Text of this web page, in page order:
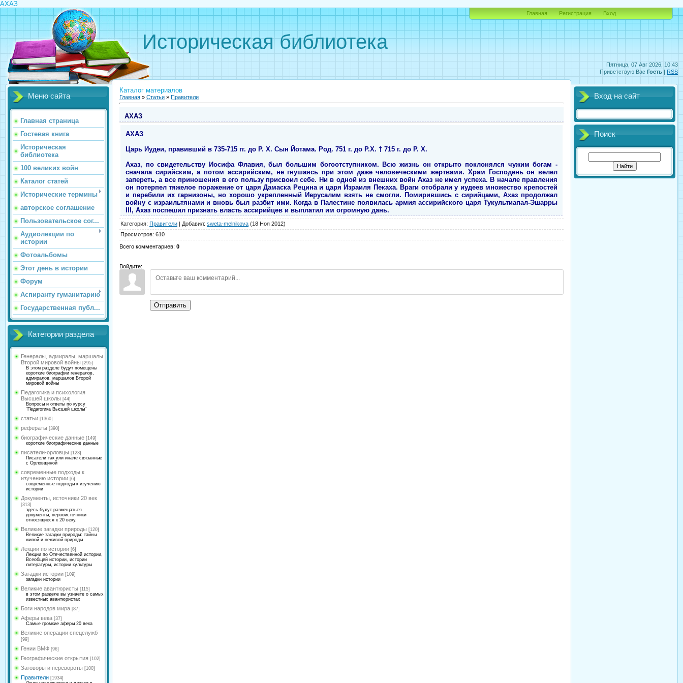
АХАЗ
Пятница, 07 Авг 2026, 10:43
Приветствую Вас Гость | RSS
Историческая библиотека
Главная Регистрация Вход
Меню сайта
Главная страница
Гостевая книга
Историческая
библиотека
100 великих войн
Каталог статей
Исторические термины
авторское соглашение
Пользовательское сог...
Аудиолекции по
истории
Фотоальбомы
Этот день в истории
Форум
Аспиранту гуманитарию
Государственная публ...
Категории раздела
Генералы, адмиралы, маршалы
Второй мировой войны [295]
В этом разделе будут помещены
короткие биографии генералов,
адмиралов, маршалов Второй
мировой войны
Педагогика и психология
Высшей школы [44]
Вопросы и ответы по курсу
"Педагогика Высшей школы"
статьи [1360]
рефераты [390]
биографические данные [149]
короткие биографические данные
писатели-орловцы [123]
Писатели так или иначе связанные
с Орловщиной
современные подходы к
изучению истории [6]
современные подходы к изучению
истории
Документы, источники 20 век
[313]
здесь будут размещаться
документы, первоисточники
относящиеся к 20 веку.
Великие загадки природы [120]
Великие загадки природы: тайны
живой и неживой природы
Лекции по истории [6]
Лекции по Отечественной истории,
Всеобщей истории, истории
литературы, истории культуры
Загадки истории [109]
загадки истории
Великие авантюристы [115]
в этом разделе вы узнаете о самых
известных авантюристах
Боги народов мира [87]
Аферы века [37]
Самые громкие аферы 20 века
Великие операции спецслужб
[99]
Гении ВМФ [96]
Географические открытия [102]
Заговоры и перевороты [100]
Правители [1934]
Каталог материалов
Главная » Статьи » Правители
АХАЗ
АХАЗ
Царь Иудеи, правивший в 735-715 гг. до Р. Х. Сын Йотама. Род. 751 г. до Р.Х. † 715 г. до Р. Х.
Ахаз, по свидетельству Иосифа Флавия, был большим богоотступником. Всю жизнь он открыто поклонялся чужим богам -
сначала сирийским, а потом ассирийским, не гнушаясь при этом даже человеческими жертвами. Храм Господень он велел
запереть, а все приношения в его пользу присвоил себе. Ни в одной из внешних войн Ахаз не имел успеха. В начале правления
он потерпел тяжелое поражение от царя Дамаска Рецина и царя Израиля Пекаха. Враги отобрали у иудеев множество крепостей
и перебили их гарнизоны, но хорошо укрепленный Иерусалим взять не смогли. Помирившись с сирийцами, Ахаз продолжал
войну с израильтянами и вновь был разбит ими. Когда в Палестине появилась армия ассирийского царя Тукультиапал-Эшарры
III, Ахаз поспешил признать власть ассирийцев и выплатил им огромную дань.
Категория: Правители | Добавил: sweta-melnikova (18 Ноя 2012)
Просмотров: 610
Всего комментариев: 0
Войдите:
Отправить
Вход на сайт
Поиск